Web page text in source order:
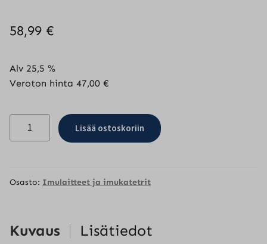
58,99 €
Alv 25,5 %
Veroton hinta 47,00 €
kertakäyttösäiliö
Lisää ostoskoriin
Osasto: Imulaitteet ja imukatetrit
Kuvaus Lisätiedot